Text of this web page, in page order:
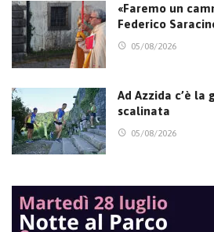
«Faremo un
Federico
05/08/2026
Ad Azzida c’è la
scalinata
05/08/2026